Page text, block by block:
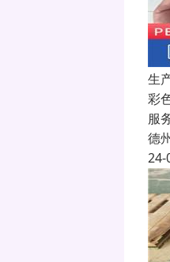
生
彩
服
德
24-